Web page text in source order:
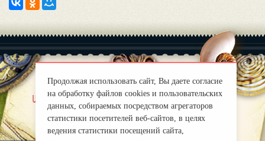
uber uns |
Правила
mirprognoz@mail.ru
Продолжая использовать сайт, Вы даете согласие
на обработку файлов cookies и пользовательских
данных, собираемых посредством агрегаторов
статистики посетителей веб-сайтов, в целях
ведения статистики посещений сайта,